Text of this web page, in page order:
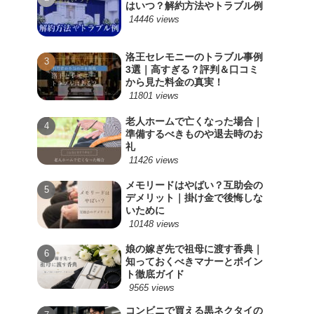
はいつ？解約方法やトラブル例
14446 views
洛王セレモニーのトラブル事例
3選｜高すぎる？評判＆口コミ
から見た料金の真実！
11801 views
老人ホームで亡くなった場合｜
準備するべきものや退去時のお
礼
11426 views
メモリードはやばい？互助会の
デメリット｜掛け金で後悔しな
いために
10148 views
娘の嫁ぎ先で祖母に渡す香典｜
知っておくべきマナーとポイン
ト徹底ガイド
9565 views
コンビニで買える黒ネクタイの